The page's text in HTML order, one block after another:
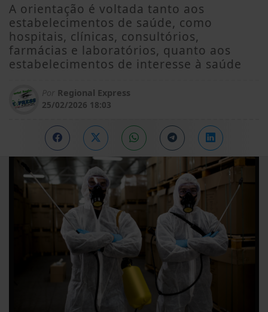
A orientação é voltada tanto aos
estabelecimentos de saúde, como
hospitais, clínicas, consultórios,
farmácias e laboratórios, quanto aos
estabelecimentos de interesse à saúde
Por Regional Express
25/02/2026 18:03